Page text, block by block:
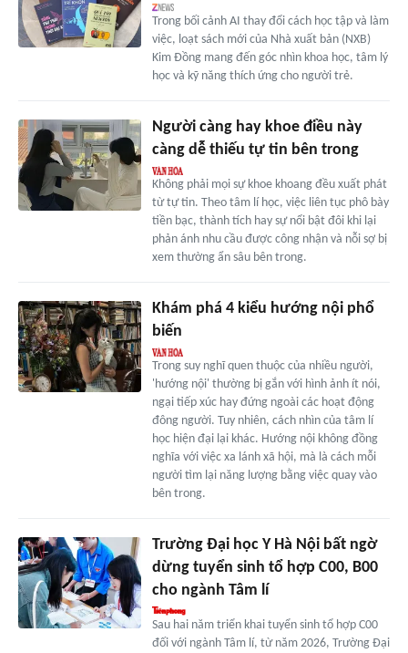
Trong bối cảnh AI thay đổi cách học tập và làm
việc, loạt sách mới của Nhà xuất bản (NXB)
Kim Đồng mang đến góc nhìn khoa học, tâm lý
học và kỹ năng thích ứng cho người trẻ.
Người càng hay khoe điều này
càng dễ thiếu tự tin bên trong
Không phải mọi sự khoe khoang đều xuất phát
từ tự tin. Theo tâm lí học, việc liên tục phô bày
tiền bạc, thành tích hay sự nổi bật đôi khi lại
phản ánh nhu cầu được công nhận và nỗi sợ bị
xem thường ẩn sâu bên trong.
Khám phá 4 kiểu hướng nội phổ
biến
Trong suy nghĩ quen thuộc của nhiều người,
'hướng nội' thường bị gắn với hình ảnh ít nói,
ngại tiếp xúc hay đứng ngoài các hoạt động
đông người. Tuy nhiên, cách nhìn của tâm lí
học hiện đại lại khác. Hướng nội không đồng
nghĩa với việc xa lánh xã hội, mà là cách mỗi
người tìm lại năng lượng bằng việc quay vào
bên trong.
Trường Đại học Y Hà Nội bất ngờ
dừng tuyển sinh tổ hợp C00, B00
cho ngành Tâm lí
Sau hai năm triển khai tuyển sinh tổ hợp C00
đối với ngành Tâm lí, từ năm 2026, Trường Đại